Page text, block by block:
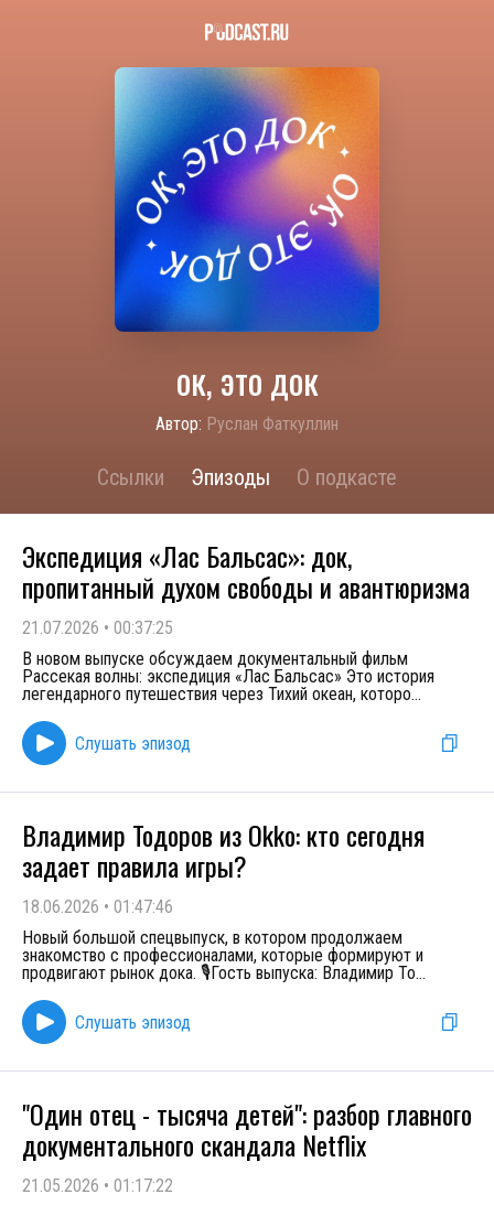
ок, это док
Автор: Руслан Фаткуллин
Ссылки Эпизоды О подкасте
Экспедиция «Лас Бальсас»: док,
пропитанный духом свободы и авантюризма
21.07.2026 • 00:37:25
В новом выпуске обсуждаем документальный фильм
Рассекая волны: экспедиция «Лас Бальсас» Это история
легендарного путешествия через Тихий океан, которо...
Слушать эпизод
Владимир Тодоров из Okko: кто сегодня
задает правила игры?
18.06.2026 • 01:47:46
Новый большой спецвыпуск, в котором продолжаем
знакомство с профессионалами, которые формируют и
продвигают рынок дока. 🎙️Гость выпуска: Владимир То...
Слушать эпизод
"Один отец - тысяча детей": разбор главного
документального скандала Netflix
21.05.2026 • 01:17:22